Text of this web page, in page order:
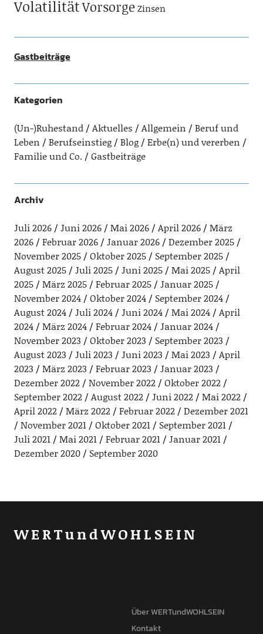
VolatilitätVorsorgeZinsen
Gastbeiträge
Kategorien
(Un-)Ruhestand Aktuelles Allgemein
Beruf und
Leben
Berufseinstieg Blog
Erbe(n) und vererben
Familie und Co.
Gastbeiträge
Archiv
Juli 2026 Juni 2026 Mai 2026 April 2026
März
2026
Februar 2026 Januar 2026
Dezember 2025
November 2025
Oktober 2025
September 2025
August 2025
Juli 2025 Juni 2025 Mai 2025
April
2025
März 2025 Februar 2025
Januar 2025
November 2024
Oktober 2024
September 2024
August 2024
Juli 2024 Juni 2024 Mai 2024
April
2024
März 2024 Februar 2024
Januar 2024
November 2023
Oktober 2023
September 2023
August 2023
Juli 2023 Juni 2023 Mai 2023
April
2023
März 2023 Februar 2023
Januar 2023
Dezember 2022
November 2022
Oktober 2022
September 2022
August 2022 Juni 2022
Mai 2022
April 2022
März 2022 Februar 2022
Dezember 2021
November 2021
Oktober 2021
September 2021
Juli 2021
Mai 2021 Februar 2021
Januar 2021
Dezember 2020
September 2020
WERTundWOHLSEIN
Über WERTundWOHLSEIN
Kontakt